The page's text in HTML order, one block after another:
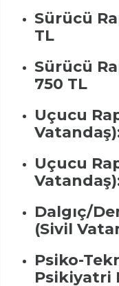
Sürücü
TL
Sürücü
750 TL
Uçucu
Uçucu
Dalgıç/
(Sivil
Psiko-
Psikiyatri